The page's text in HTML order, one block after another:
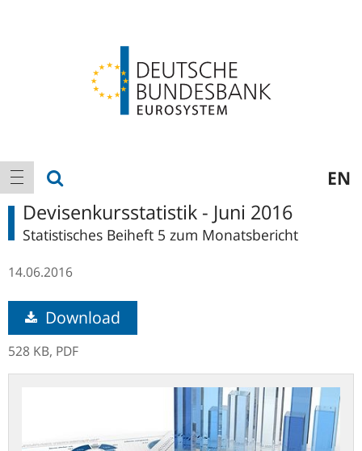
Hauptnavigation
Navigation anzeigen EN
Devisenkursstatistik - Juni 2016
Statistisches Beiheft 5 zum Monatsbericht
14.06.2016
Download
528 KB, PDF
Konzept